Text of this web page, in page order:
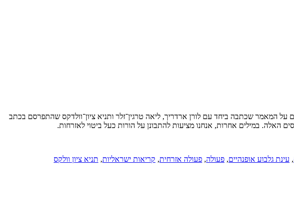
המאמר שכתבה ביחד עם לורן ארדריך, ליאה טרגין־זלר ותניא ציון־וולדקס שהתפרסם בכתב
במילים אחרות, אנחנו מציעות להתבונן על הורות כעל ביטוי לאזרחות.
, עינת גלבוע אופנהיים, פעולה, פעולה אזרחית, קריאות ישראליות, תניא ציון וולקס